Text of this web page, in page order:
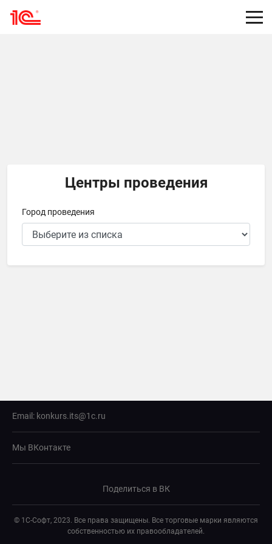
Центры проведения
Город проведения
Email: konkurs.its@1c.ru
Мы ВКонтакте
Поделиться в ВК
© 1С-Софт, 2023. Все права защищены. Все торговые марки являются
собственностью их правообладателей.